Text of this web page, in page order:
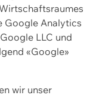
Google Analytics
LLC und
«Google»
wir unser